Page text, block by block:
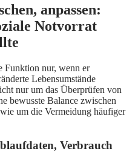
anpassen:
Notvorrat
Funktion nur, wenn er
Lebensumstände
nur um das Überprüfen von
bewusste Balance zwischen
um die Vermeidung häufiger
Verbrauch